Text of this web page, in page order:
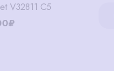
V32811 C5